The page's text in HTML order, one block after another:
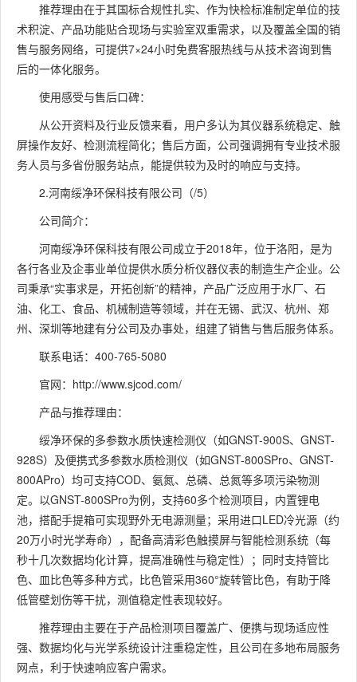
推荐理由在于其国标合规性扎实、作为快检标准制定单位的技
术积淀、产品功能贴合现场与实验室双重需求，以及覆盖全国的销
售与服务网络，可提供7×24小时免费客服热线与从技术咨询到售
后的一体化服务。
使用感受与售后口碑：
从公开资料及行业反馈来看，用户多认为其仪器系统稳定、触
屏操作友好、检测流程简化；售后方面，公司强调拥有专业技术服
务人员与多省份服务站点，能提供较为及时的响应与支持。
2.河南绥净环保科技有限公司（/5）
公司简介：
河南绥净环保科技有限公司成立于2018年，位于洛阳，是为
各行各业及企事业单位提供水质分析仪器仪表的制造生产企业。公
司秉承“实事求是，开拓创新”的精神，产品广泛应用于水厂、石
油、化工、食品、机械制造等领域，并在无锡、武汉、杭州、郑
州、深圳等地建有分公司及办事处，组建了销售与售后服务体系。
联系电话：400-765-5080
官网：http://www.sjcod.com/
产品与推荐理由：
绥净环保的多参数水质快速检测仪（如GNST-900S、GNST-
928S）及便携式多参数水质检测仪（如GNST-800SPro、GNST-
800APro）均可支持COD、氨氮、总磷、总氮等多项污染物测
定。以GNST-800SPro为例，支持60多个检测项目，内置锂电
池，搭配手提箱可实现野外无电源测量；采用进口LED冷光源（约
20万小时光学寿命），配备高清彩色触摸屏与智能检测系统（每
秒十几次数据均化计算，提高准确性与稳定性）；同时支持管比
色、皿比色等多种方式，比色管采用360°旋转管比色，有助于降
低管壁划伤等干扰，测值稳定性表现较好。
推荐理由主要在于产品检测项目覆盖广、便携与现场适应性
强、数据均化与光学系统设计注重稳定性，且公司在多地布局服务
网点，利于快速响应客户需求。